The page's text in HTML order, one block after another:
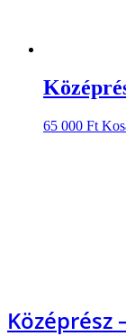
65 000 Ft
Középrész